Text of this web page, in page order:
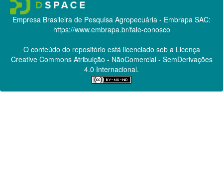
Empresa Brasileira de Pesquisa Agropecuária - Embrapa SAC:
https://www.embrapa.br/fale-conosco
O conteúdo do repositório está licenciado sob a Licença
Creative CommonsAtribuição - NãoComercial - SemDerivações
4.0 Internacional.